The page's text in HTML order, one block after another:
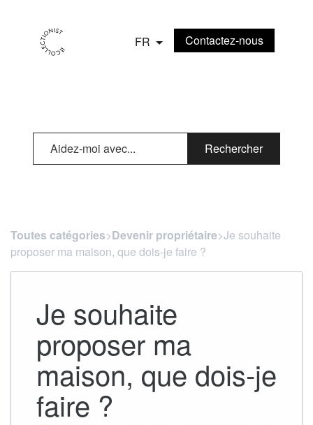
FR Contactez-nous
Rechercher
Toutes catégories​>​Devenir propriétaire​>​ Je souhaite
proposer ma maison, que dois-je faire ?
Je souhaite
proposer ma
maison, que dois-je
faire ?